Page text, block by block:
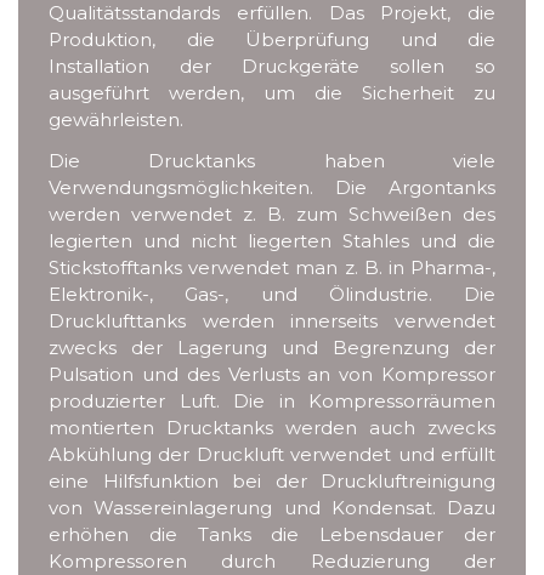
Qualitätsstandards erfüllen. Das Projekt, die
Produktion, die Überprüfung und die
Installation der Druckgeräte sollen so
ausgeführt werden, um die Sicherheit zu
gewährleisten.
Die Drucktanks haben viele
Verwendungsmöglichkeiten. Die Argontanks
werden verwendet z. B. zum Schweißen des
legierten und nicht liegerten Stahles und die
Stickstofftanks verwendet man z. B. in Pharma-,
Elektronik-, Gas-, und Ölindustrie. Die
Drucklufttanks werden innerseits verwendet
zwecks der Lagerung und Begrenzung der
Pulsation und des Verlusts an von Kompressor
produzierter Luft. Die in Kompressorräumen
montierten Drucktanks werden auch zwecks
Abkühlung der Druckluft verwendet und erfüllt
eine Hilfsfunktion bei der Druckluftreinigung
von Wassereinlagerung und Kondensat. Dazu
erhöhen die Tanks die Lebensdauer der
Kompressoren durch Reduzierung der